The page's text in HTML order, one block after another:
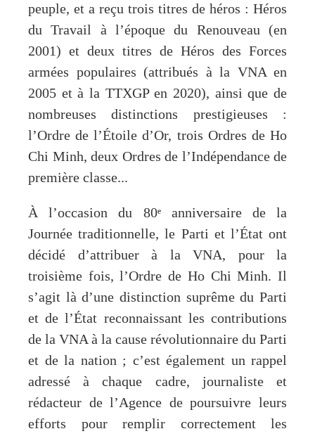
peuple, et a reçu trois titres de héros : Héros
du Travail à l’époque du Renouveau (en
2001) et deux titres de Héros des Forces
armées populaires (attribués à la VNA en
2005 et à la TTXGP en 2020), ainsi que de
nombreuses distinctions prestigieuses :
l’Ordre de l’Étoile d’Or, trois Ordres de Ho
Chi Minh, deux Ordres de l’Indépendance de
première classe...
À l’occasion du 80ᵉ anniversaire de la
Journée traditionnelle, le Parti et l’État ont
décidé d’attribuer à la VNA, pour la
troisième fois, l’Ordre de Ho Chi Minh. Il
s’agit là d’une distinction suprême du Parti
et de l’État reconnaissant les contributions
de la VNA à la cause révolutionnaire du Parti
et de la nation ; c’est également un rappel
adressé à chaque cadre, journaliste et
rédacteur de l’Agence de poursuivre leurs
efforts pour remplir correctement les